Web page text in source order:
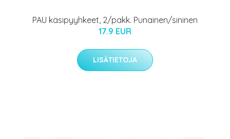
PAU käsipyyhkeet, 2/pakk. Punainen/sininen
17.9 EUR
LISÄTIETOJA